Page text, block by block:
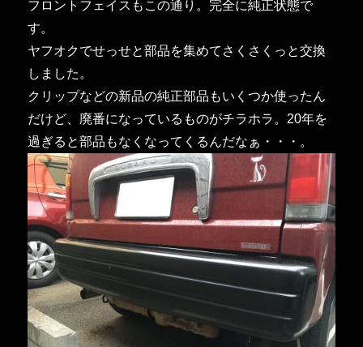
フロントフェイスもこの通り。完全に純正状態で
す。
ヤフオクでせっせと部品を集めてさくさくっと交換
しました。
クリップなどの新品の純正部品もいくつか使ったん
だけど、廃番になっているものがチラホラ。20年を
過ぎると部品もなくなってくるんだなぁ・・・。